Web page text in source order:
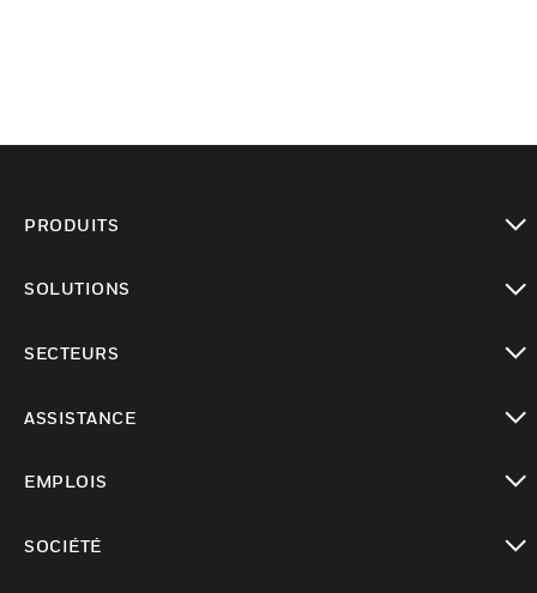
PRODUITS
SOLUTIONS
SECTEURS
ASSISTANCE
EMPLOIS
SOCIÉTÉ